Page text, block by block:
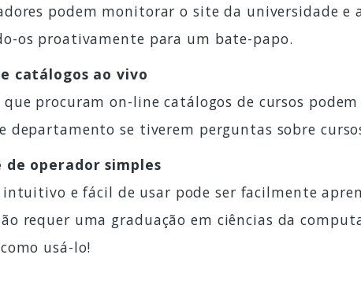
podem monitorar o site da universidade
os proativamente para um bate-papo.
catálogos ao vivo
que procuram on-line catálogos de cursos
departamento se tiverem perguntas sobre
operador simples
intuitivo e fácil de usar pode ser facilmente
requer uma graduação em ciências da
usá-lo!